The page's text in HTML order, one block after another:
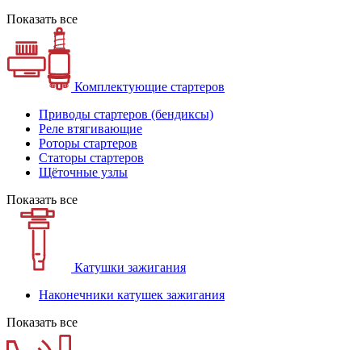
Показать все
Комплектующие стартеров
Приводы стартеров (бендиксы)
Реле втягивающие
Роторы стартеров
Статоры стартеров
Щёточные узлы
Показать все
Катушки зажигания
Наконечники катушек зажигания
Показать все